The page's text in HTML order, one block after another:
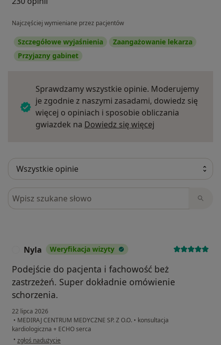
Najczęściej wymieniane przez pacjentów
Szczegółowe wyjaśnienia
Zaangażowanie lekarza
Przyjazny gabinet
Sprawdzamy wszystkie opinie. Moderujemy
je zgodnie z naszymi zasadami, dowiedz się
więcej o opiniach i sposobie obliczania
gwiazdek na Dowiedz się więcej
Szukaj w opiniach
Nyla Weryfikacja wizyty
Podejście do pacjenta i fachowość beż
zastrzeżeń. Super dokładnie omówienie
schorzenia.
22 lipca 2026
• MEDIRAJ CENTRUM MEDYCZNE SP. Z O.O. • konsultacja
kardiologiczna + ECHO serca
• w opinii użytkownika Nyla
zgłoś nadużycie